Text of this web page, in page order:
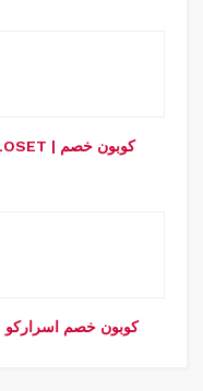
كود خصم اسراركو | ASRSR CO | كوبون خصم اسراركو